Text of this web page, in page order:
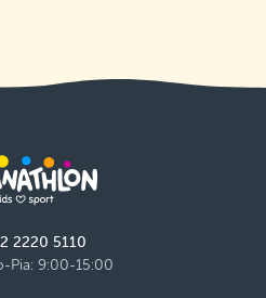
2220 5110
Pia: 9:00-15:00